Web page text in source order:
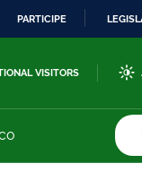
PARTICIPE
VISITORS